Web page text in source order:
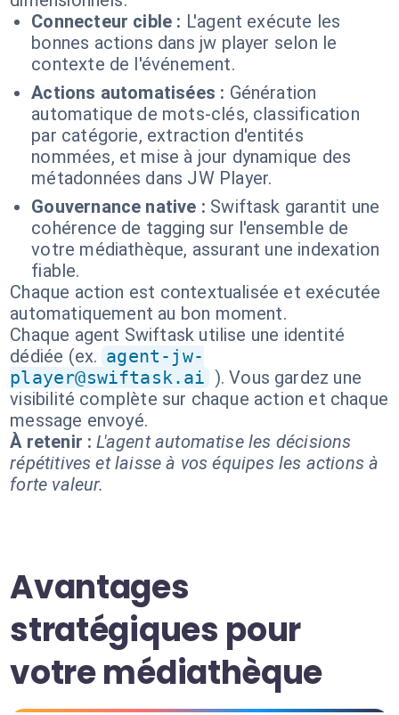
Connecteur cible : L'agent exécute les
bonnes actions dans jw player selon le
contexte de l'événement.
Actions automatisées : Génération
automatique de mots-clés, classification
par catégorie, extraction d'entités
nommées, et mise à jour dynamique des
métadonnées dans JW Player.
Gouvernance native : Swiftask garantit une
cohérence de tagging sur l'ensemble de
votre médiathèque, assurant une indexation
fiable.
Chaque action est contextualisée et exécutée
automatiquement au bon moment.
Chaque agent Swiftask utilise une identité
dédiée (ex. agent-jw-
player@swiftask.ai ). Vous gardez une
visibilité complète sur chaque action et chaque
message envoyé.
À retenir : L'agent automatise les décisions
répétitives et laisse à vos équipes les actions à
forte valeur.
Avantages
stratégiques pour
votre médiathèque